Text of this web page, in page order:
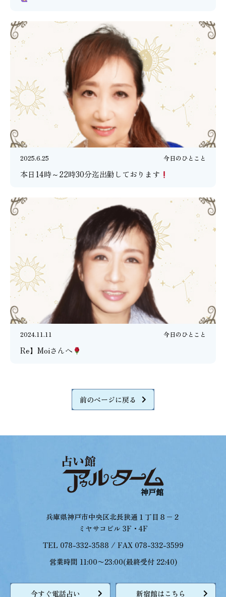
2025.6.25 今日のひとこと
本日14時～22時30分迄出勤しております
2024.11.11 今日のひとこと
Re】Moiさんへ
前のページに戻る
兵庫県神戸市中央区北長狭通１丁目８−２
ミヤサコビル 3F・4F
TEL 078-332-3588 / FAX 078-332-3599
営業時間 11:00〜23:00(最終受付 22:40)
今すぐ電話占い 新宿館はこちら